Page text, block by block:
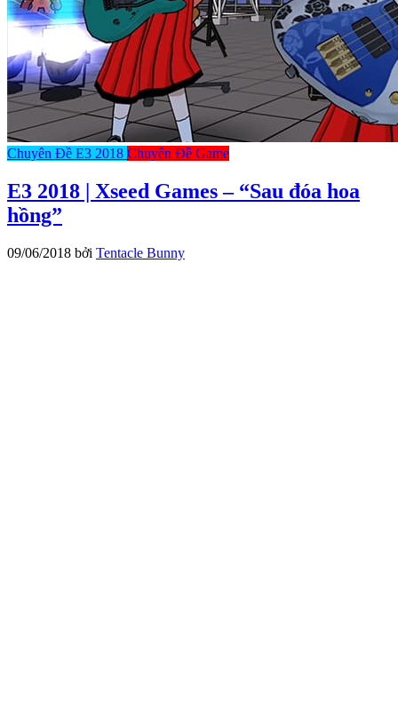
Chuyên Đề E3 2018 Chuyên Đề Game
E3 2018 | Xseed Games – “Sau đóa hoa
hồng”
09/06/2018 bởi Tentacle Bunny